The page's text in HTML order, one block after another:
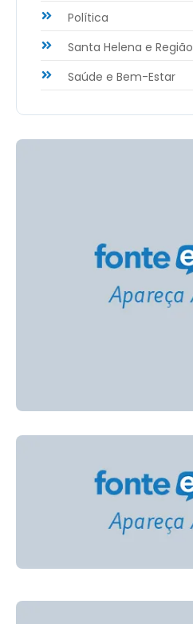
Política
Santa Helena e Região
Saúde e Bem-Estar